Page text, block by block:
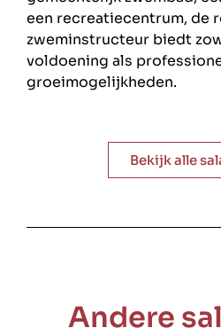
een recreatiecentrum, de
zweminstructeur biedt
voldoening als
groeimogelijkheden.
Bekijk alle
Andere